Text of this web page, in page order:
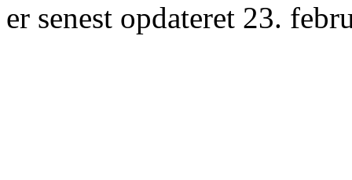
er senest opdateret 23.